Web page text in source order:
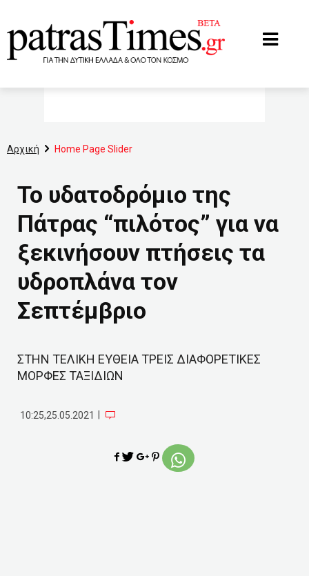
Αρχική Home Page Slider
Το υδατοδρόμιο της
Πάτρας “πιλότος” για να
ξεκινήσουν πτήσεις τα
υδροπλάνα τον
Σεπτέμβριο
ΣΤΗΝ ΤΕΛΙΚΗ ΕΥΘΕΙΑ ΤΡΕΙΣ ΔΙΑΦΟΡΕΤΙΚΕΣ
ΜΟΡΦΕΣ ΤΑΞΙΔΙΩΝ
10:25,25.05.2021